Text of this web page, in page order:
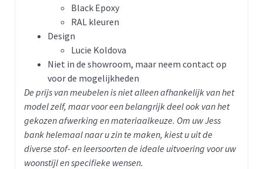
Black Epoxy
RAL kleuren
Design
Lucie Koldova
Niet in de showroom, maar neem contact op
voor de mogelijkheden
De prijs van meubelen is niet alleen afhankelijk van het
model zelf, maar voor een belangrijk deel ook van het
gekozen afwerking en materiaalkeuze. Om uw Jess
bank helemaal naar u zin te maken, kiest u uit de
diverse stof- en leersoorten de ideale uitvoering voor uw
woonstijl en specifieke wensen.